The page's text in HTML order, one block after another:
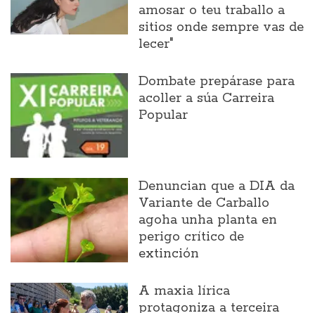
amosar o teu traballo a
sitios onde sempre vas de
lecer"
Dombate prepárase para
acoller a súa Carreira
Popular
Denuncian que a DIA da
Variante de Carballo
agoha unha planta en
perigo crítico de
extinción
A maxia lírica
protagoniza a terceira